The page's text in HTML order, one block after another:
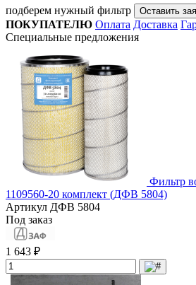
подберем нужный фильтр Оставить
ПОКУПАТЕЛЮ Оплата Доставка
Специальные предложения
Фильтр
1109560-20 комплект (ДФВ 5804)
Артикул ДФВ 5804
Под заказ
1 643 ₽